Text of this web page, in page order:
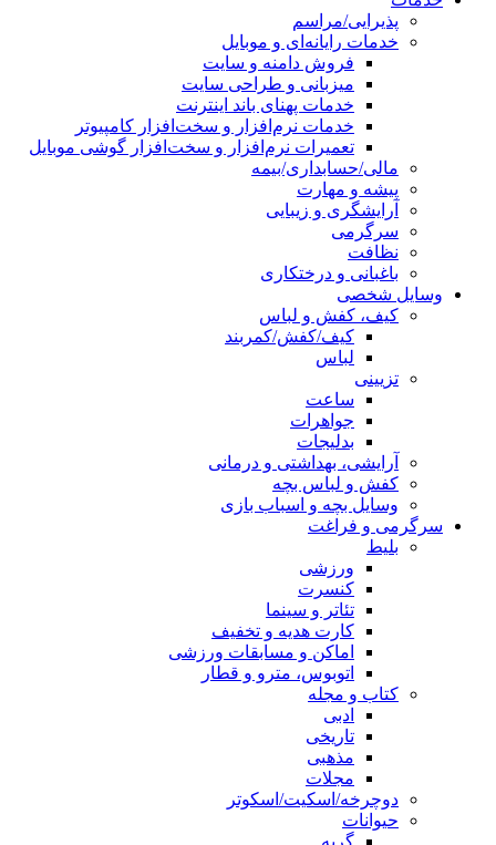
پذیرایی/مراسم
خدمات رایانه‌ای و موبایل
فروش دامنه و سایت
میزبانی و طراحی سایت
خدمات پهنای باند اینترنت
خدمات نرم‌افزار و سخت‌افزار کامپیوتر
تعمیرات نرم‌افزار و سخت‌افزار گوشی موبایل
مالی/حسابداری/بیمه
پیشه و مهارت
آرایشگری و زیبایی
سرگرمی
نظافت
باغبانی و درختکاری
وسایل شخصی
کیف، کفش و لباس
کیف/کفش/کمربند
لباس
تزیینی
ساعت
جواهرات
بدلیجات
آرایشی، بهداشتی و درمانی
کفش و لباس بچه
وسایل بچه و اسباب بازی
سرگرمی و فراغت
بلیط
ورزشی
کنسرت
تئاتر و سینما
کارت هدیه و تخفیف
اماکن و مسابقات ورزشی
اتوبوس، مترو و قطار
کتاب و مجله
ادبی
تاریخی
مذهبی
مجلات
دوچرخه/اسکیت/اسکوتر
حیوانات